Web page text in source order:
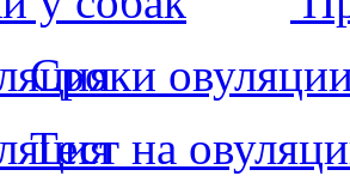
Сроки
Тест на